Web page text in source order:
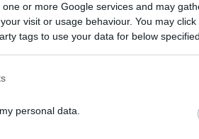
or more Google services and may
visit or usage behaviour. You may
tags to use your data for below
personal data.
0
raggiungibile a p...